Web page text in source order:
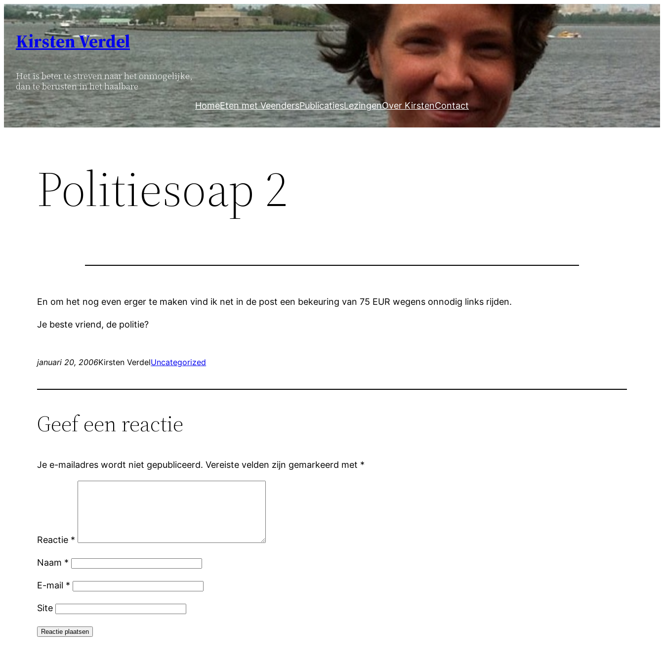
Ga
naar
inhoud
Kirsten Verdel
Het is beter te streven naar het onmogelijke,
dan te berusten in het haalbare
HomeEten met VeendersPublicatiesLezingenOver KirstenContact
Politiesoap 2
En om het nog even erger te maken vind ik net in de post een bekeuring van 75 EUR wegens onnodig links rijden.
Je beste vriend, de politie?
januari 20, 2006Kirsten VerdelUncategorized
Geef een reactie
Je e-mailadres wordt niet gepubliceerd. Vereiste velden zijn gemarkeerd met *
Reactie *
Naam *
E-mail *
Site